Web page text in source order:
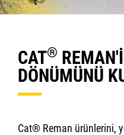
CAT®
DÖNÜMÜNÜ
Cat® Reman ürünlerini,